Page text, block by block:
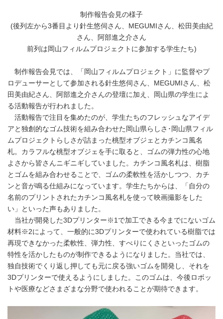
制作報告会見の様子
(後列左から3番目より針生悠伺さん、MEGUMIさん、松田美由紀
さん、阿部進之介さん
前列は岡山フィルムプロジェクトに参加する学生たち)
制作報告会見では、「岡山フィルムプロジェクト」に監督やプ
ロデューサーとして参加される針生悠伺さん、MEGUMIさん、松
田美由紀さん、阿部進之介さんの登壇に加え、岡山県の学生によ
る活動報告が行われました。
活動報告で注目を集めたのが、学生たちのフレッシュなアイデ
アと独創的なゴム技術を組み合わせた岡山県らしさ･岡山県フィル
ムプロジェクトらしさが詰まった桃型オブジェとカチンコ風名
札。カラフルな桃型オブジェを手に取ると、ゴムの弾力性の心地
よさから皆さんニギニギしていました。カチンコ風名札は、樹脂
とゴムを組み合わせることで、ゴムの柔軟性を活かしつつ、カチ
ンと音が鳴る仕組みになっています。学生たちからは、「自分の
名前のプリントされたカチンコ風名札を使って映画撮影をした
い」といった声もありました。
当社が開発した3Dプリンター※1で加工できる今までにないゴム
材料※2によって、一般的に3Dプリンターで使われている樹脂では
再現できなかった柔軟性、弾力性、すべりにくさといったゴムの
特性を活かしたものが制作できるようになりました。当社では、
独自技術でくり返し押しても元に戻る強いゴムを開発し、それを
3Dプリンターで使えるようにしました。このゴムは、今後ロボッ
トや医療などさまざまな分野で使われることが期待できます。